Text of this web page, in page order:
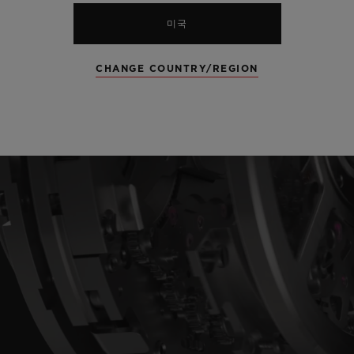
미국
CHANGE COUNTRY/REGION